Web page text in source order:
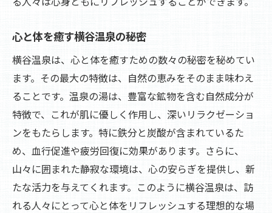
心と体を癒す横谷温泉の秘密
横谷温泉は、心と体を癒すための数々の秘密を秘めてい
ます。その最大の特徴は、自然の恵みをそのまま味わえ
ることです。温泉の湯は、豊富な鉱物を含む自然成分が
特徴で、これが肌に優しく作用し、深いリラクゼーショ
ンをもたらします。特に鉄分と炭酸が含まれているた
め、血行促進や疲労回復に効果があります。さらに、
山々に囲まれた静寂な環境は、心の安らぎを提供し、新
たな活力を与えてくれます。このように横谷温泉は、訪
れる人々にとって心と体をリフレッシュする理想的な場